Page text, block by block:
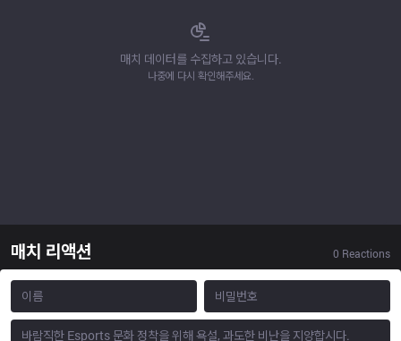
매치 데이터를 수집하고 있습니다.
나중에 다시 확인해주세요.
매치 리액션 0 Reactions